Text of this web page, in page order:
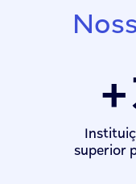
superior